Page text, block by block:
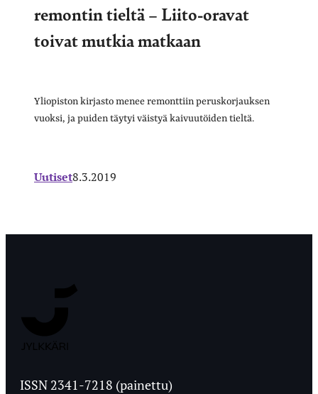
remontin tieltä – Liito-oravat
toivat mutkia matkaan
Yliopiston kirjasto menee remonttiin peruskorjauksen
vuoksi, ja puiden täytyi väistyä kaivuutöiden tieltä.
Uutiset8.3.2019
Ylioppilaslehti
ISSN 2341-7218 (painettu)